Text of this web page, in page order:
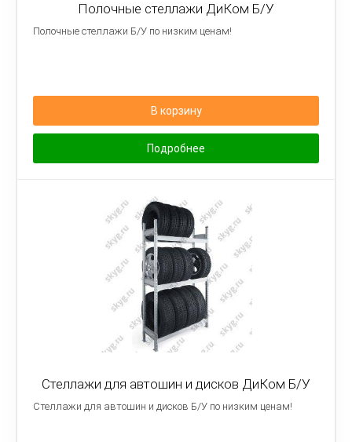
Полочные стеллажи ДиКом Б/У
Полочные стеллажи Б/У по низким ценам!
В корзину
Подробнее
Стеллажи для автошин и дисков ДиКом Б/У
Стеллажи для автошин и дисков Б/У по низким ценам!